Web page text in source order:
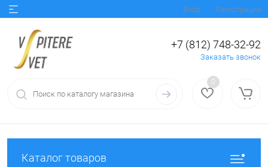
Вход Регистрация
+7 (812) 748-32-92
Заказать звонок
0
Каталог товаров